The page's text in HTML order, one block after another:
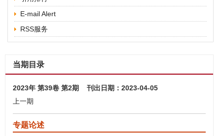
E-mail Alert
RSS服务
当期目录
2023年 第39卷 第2期 刊出日期：2023-04-05
上一期
专题论述